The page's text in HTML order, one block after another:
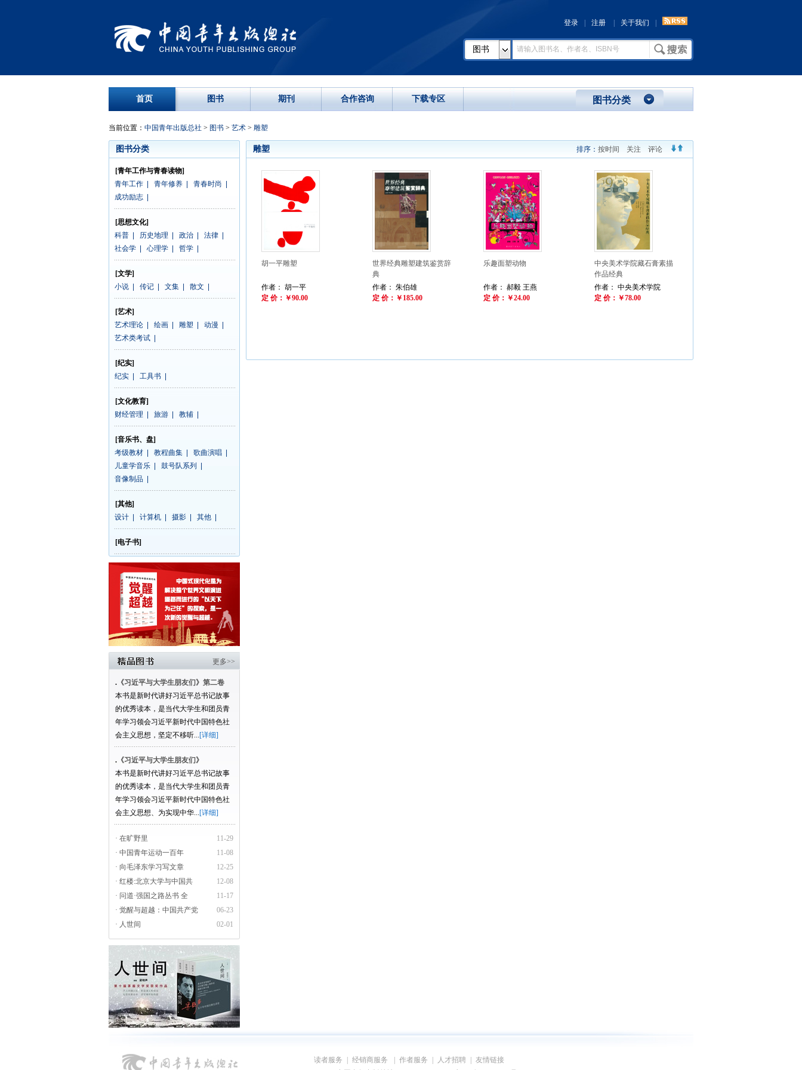
登录 注册 关于我们
图书
首页 图书 期刊 合作咨询 下载专区 图书分类
当前位置： 中国青年出版总社 > 图书 > 艺术 > 雕塑
图书分类
[青年工作与青春读物]
青年工作
青年修养 青春时尚
成功励志
[思想文化]
科普
历史地理 政治 法律
社会学
心理学 哲学
[文学]
小说
传记 文集 散文
[艺术]
艺术理论
绘画 雕塑 动漫
艺术类考试
[纪实]
纪实
工具书
[文化教育]
财经管理
旅游 教辅
[音乐书、盘]
考级教材
教程曲集 歌曲演唱
儿童学音乐
鼓号队系列
音像制品
[其他]
设计
计算机 摄影 其他
[电子书]
更多>>
. 《习近平与大学生朋友们》第二卷
本书是新时代讲好习近平总书记故事
的优秀读本，是当代大学生和团员青
年学习领会习近平新时代中国特色社
会主义思想，坚定不移听...[详细]
. 《习近平与大学生朋友们》
本书是新时代讲好习近平总书记故事
的优秀读本，是当代大学生和团员青
年学习领会习近平新时代中国特色社
会主义思想、为实现中华...[详细]
11-29
· 在旷野里
11-08
· 中国青年运动一百年
12-25
· 向毛泽东学习写文章
12-08
· 红楼:北京大学与中国共
11-17
· 问道·强国之路丛书 全
06-23
· 觉醒与超越：中国共产党
02-01
· 人世间
排序： 按时间 关注 评论
雕塑
胡一平雕塑
作者： 胡一平
定 价：￥90.00
世界经典雕塑建筑鉴赏辞
典
作者： 朱伯雄
定 价：￥185.00
乐趣面塑动物
作者： 郝毅 王燕
定 价：￥24.00
中央美术学院藏石膏素描
作品经典
作者： 中央美术学院
定 价：￥78.00
读者服务 经销商服务 作者服务 人才招聘
友情链接